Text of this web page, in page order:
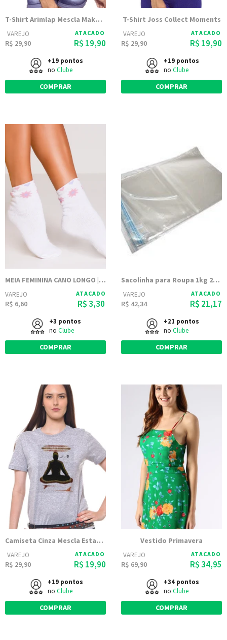
T-Shirt Arimlap Mescla Make Today
VAREJO
R$ 29,90
ATACADO
R$ 19,90
+19 pontos
no Clube
COMPRAR
T-Shirt Joss Collect Moments
VAREJO
R$ 29,90
ATACADO
R$ 19,90
+19 pontos
no Clube
COMPRAR
MEIA FEMININA CANO LONGO | FEM WS
VAREJO
R$ 6,60
ATACADO
R$ 3,30
+3 pontos
no Clube
COMPRAR
Sacolinha para Roupa 1kg 20x30 Transparente PP Polipropileno
VAREJO
R$ 42,34
ATACADO
R$ 21,17
+21 pontos
no Clube
COMPRAR
Camiseta Cinza Mescla Estampada Feminina Joss - Buda Pranchas
VAREJO
R$ 29,90
ATACADO
R$ 19,90
+19 pontos
no Clube
COMPRAR
Vestido Primavera
VAREJO
R$ 69,90
ATACADO
R$ 34,95
+34 pontos
no Clube
COMPRAR